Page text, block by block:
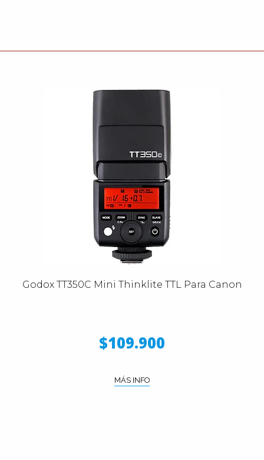
Godox TT350C Mini Thinklite TTL Para Canon
$109.900
MÁS INFO